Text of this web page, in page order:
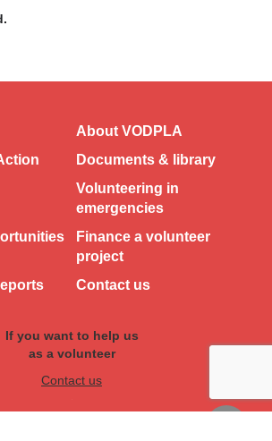
About VODPLA
Documents & library
Volunteering in
emergencies
Finance a volunteer
project
Contact us
If you want to help us
as a volunteer
Contact us